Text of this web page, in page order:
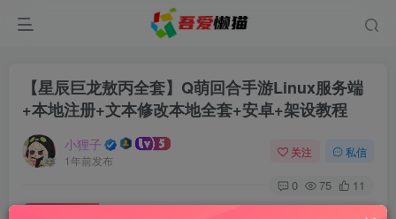
【星辰巨龙敖丙全套】Q萌回合手游Linux服务端
+本地注册+文本修改本地全套+安卓+架设教程
小狸子
1年前发布
关注 私信
0 75 11